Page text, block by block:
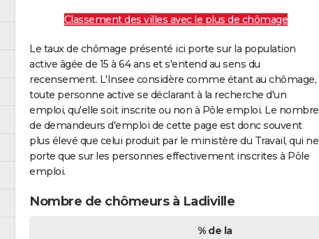
Classement des villes avec le plus de chômage
Le taux de chômage présenté ici porte sur la population
active âgée de 15 à 64 ans et s'entend au sens du
recensement. L'Insee considère comme étant au chômage,
toute personne active se déclarant à la recherche d'un
emploi, qu'elle soit inscrite ou non à Pôle emploi. Le nombre
de demandeurs d'emploi de cette page est donc souvent
plus élevé que celui produit par le ministère du Travail, qui ne
porte que sur les personnes effectivement inscrites à Pôle
emploi.
Nombre de chômeurs à Ladiville
% de la